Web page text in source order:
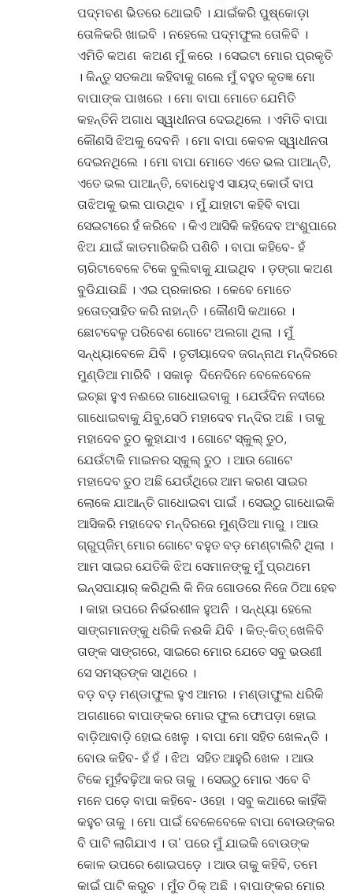
ପଦ୍ମବଣ ଭିତରେ ଥୋଇବି । ଯାଇଁକରି ପୁଷ୍କୋଡ଼ା
ତୋଳିକରି ଖାଇବି । ନହେଲେ ପଦ୍ମଫୁଲ ତୋଳିବି ।
ଏମିତି କଅଣ କଅଣ ମୁଁ କରେ । ସେଇଟା ମୋର ପ୍ରକୃତି
। କିନ୍ତୁ ସତକଥା କହିବାକୁ ଗଲେ ମୁଁ ବହୁତ କୃତଜ୍ଞ ମୋ
ବାପାଙ୍କ ପାଖରେ । ମୋ ବାପା ମୋତେ ଯେମିତି
କହନ୍ତିନି ଅଗାଧ ସ୍ୱାଧୀନତା ଦେଇଥିଲେ । ଏମିତି ବାପା
କୌଣସି ଝିଅକୁ ଦେବନି । ମୋ ବାପା କେବଳ ସ୍ୱାଧୀନତା
ଦେଇନଥିଲେ । ମୋ ବାପା ମୋତେ ଏତେ ଭଲ ପାଆନ୍ତି,
ଏତେ ଭଲ ପାଆନ୍ତି, ବୋଧେହୁଏ ସାୟଦ୍ କୋଉଁ ବାପ
ତାଝିଅକୁ ଭଲ ପାଉଥିବ । ମୁଁ ଯାହାଟା କହିବି ବାପା
ସେଇଟାରେ ହଁ କରିବେ । କିଏ ଆସିକି କହିଦେବ ଅଂଶୁପାରେ
ଝିଅ ଯାଇଁ କାତମାରିକରି ପଶିଚି । ବାପା କହିବେ- ହଁ
ଚାରିଟାବେଳେ ଟିକେ ବୁଲିବାକୁ ଯାଇଥିବ । ଡ଼ଙ୍ଗା କଅଣ
ବୁଡିଯାଉଛି । ଏଇ ପ୍ରକାରର । କେବେ ମୋତେ
ହତୋତ୍ସାହିତ କରି ନାହାନ୍ତି । କୌଣସି କଥାରେ ।
ଛୋଟବେଳୁ ପରିବେଶ ଗୋଟେ ଅଲଗା ଥିଲା । ମୁଁ
ସନ୍ଧ୍ୟାବେଳେ ଯିବି । ତୃତୀୟାଦେବ ଜଗନ୍ନାଥ ମନ୍ଦିରରେ
ମୁଣ୍ଡିଆ ମାରିବି । ସକାଳୁ ଦିନେଦିନେ ବେଳେବେଳେ
ଇଚ୍ଛା ହୁଏ ନଈରେ ଗାଧୋଇବାକୁ । ଯେଉଁଦିନ ନଦୀରେ
ଗାଧୋଇବାକୁ ଯିବୁ,ସେଠି ମହାଦେବ ମନ୍ଦିର ଅଛି । ତାକୁ
ମହାଦେବ ତୁଠ କୁହାଯାଏ । ଗୋଟେ ସ୍କୁଲ୍ ତୁଠ,
ଯେଉଁଟାକି ମାଇନର ସ୍କୁଲ୍ ତୁଠ । ଆଉ ଗୋଟେ
ମହାଦେବ ତୁଠ ଅଛି ଯେଉଁଥିରେ ଆମ କରଣ ସାଇର
ଲୋକେ ଯାଆନ୍ତି ଗାଧୋଇବା ପାଇଁ । ସେଇଠୁ ଗାଧୋଇକି
ଆସିକରି ମହାଦେବ ମନ୍ଦିରରେ ମୁଣ୍ଡିଆ ମାରୁ । ଆଉ
ଗ୍ରୁପ୍ଜିମ୍ ମୋର ଗୋଟେ ବହୁତ ବଡ଼ ମେଣ୍ଟାଲିଟି ଥିଲା ।
ଆମ ସାଇର ଯେତିକି ଝିଅ ସେମାନଙ୍କୁ ମୁଁ ପ୍ରଥମେ
ଇନ୍ସପାୟାର୍ କରିଥିଲି କି ନିଜ ଗୋଡରେ ନିଜେ ଠିଆ ହେବ
। କାହା ଉପରେ ନିର୍ଭରଶୀଳ ହୁଅନି । ସନ୍ଧ୍ୟା ହେଲେ
ସାଙ୍ଗମାନଙ୍କୁ ଧରିକି ନଈକି ଯିବି । କିତ୍-କିତ୍ ଖେଳିବି
ତାଙ୍କ ସାଙ୍ଗରେ, ସାଇରେ ମୋର ଯେତେ ସବୁ ଭଉଣୀ
ସେ ସମସ୍ତଙ୍କ ସାଥିରେ ।
ବଡ଼ ବଡ଼ ମଣ୍ଡାଫୁଲ ହୁଏ ଆମର । ମଣ୍ଡାଫୁଲ ଧରିକି
ଅଗଣାରେ ବାପାଙ୍କର ମୋର ଫୁଲ ଫୋପଡ଼ା ହୋଇ
ବାଡ଼ିଆବାଡ଼ି ହୋଇ ଖେଳୁ । ବାପା ମୋ ସହିତ ଖେଳନ୍ତି ।
ବୋଉ କହିବ- ହଁ ହଁ । ଝିଅ ସହିତ ଆହୁରି ଖେଳ । ଆଉ
ଟିକେ ମୁହଁବଢ଼ିଆ କର ତାକୁ । ସେଇଠୁ ମୋର ଏବେ ବି
ମନେ ପଡ଼େ ବାପା କହିବେ- ଓହୋ । ସବୁ କଥାରେ କାହିଁକି
କହୁଚ ତାକୁ । ମୋ ପାଇଁ ବେଳେବେଳେ ବାପା ବୋଉଙ୍କର
ବି ପାଟି ଲାଗିଯାଏ । ତା’ ପରେ ମୁଁ ଯାଇକି ବୋଉଙ୍କ
କୋଳ ଉପରେ ଶୋଇପଡ଼େ । ଆଉ ତାକୁ କହିବି, ତମେ
କାଇଁ ପାଟି କରୁଚ । ମୁଁତ ଠିକ୍ ଅଛି । ବାପାଙ୍କର ମୋର